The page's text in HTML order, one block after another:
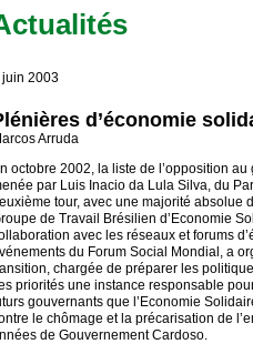
juin 2003
d’économie
Arruda
octobre 2002, la liste de l’opposition
par Luis Inacio da Lula Silva, du
tour, avec une majorité absolue
de Travail Brésilien d’Economie
avec les réseaux et forums
du Forum Social Mondial, a
chargée de préparer les
priorités une instance responsable
gouvernants que l’Economie
le chômage et la précarisation de
de Gouvernement Cardoso.